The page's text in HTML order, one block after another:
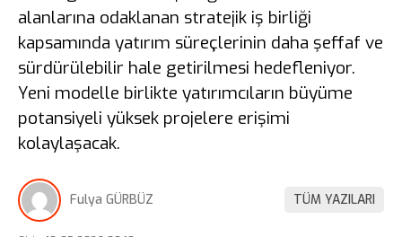
alanlarına odaklanan stratejik iş birliği
kapsamında yatırım süreçlerinin daha şeffaf ve
sürdürülebilir hale getirilmesi hedefleniyor.
Yeni modelle birlikte yatırımcıların büyüme
potansiyeli yüksek projelere erişimi
kolaylaşacak.
Fulya GÜRBÜZ TÜM YAZILARI